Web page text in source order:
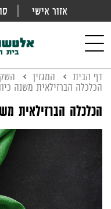
אזור אישי
navigation
דף הבית המגזין
הכלכלה הברזילאית משנה
הכלכלה הברזילאית